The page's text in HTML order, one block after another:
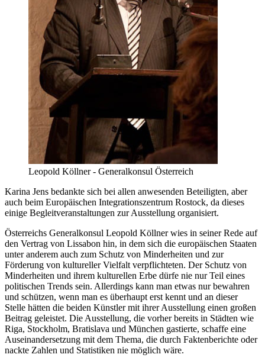
Leopold Köllner - Generalkonsul Österreich
Karina Jens bedankte sich bei allen anwesenden Beteiligten, aber
auch beim Europäischen Integrationszentrum Rostock, da dieses
einige Begleitveranstaltungen zur Ausstellung organisiert.
Österreichs Generalkonsul Leopold Köllner wies in seiner Rede auf
den Vertrag von Lissabon hin, in dem sich die europäischen Staaten
unter anderem auch zum Schutz von Minderheiten und zur
Förderung von kultureller Vielfalt verpflichteten. Der Schutz von
Minderheiten und ihrem kulturellen Erbe dürfe nie nur Teil eines
politischen Trends sein. Allerdings kann man etwas nur bewahren
und schützen, wenn man es überhaupt erst kennt und an dieser
Stelle hätten die beiden Künstler mit ihrer Ausstellung einen großen
Beitrag geleistet. Die Ausstellung, die vorher bereits in Städten wie
Riga, Stockholm, Bratislava und München gastierte, schaffe eine
Auseinandersetzung mit dem Thema, die durch Faktenberichte oder
nackte Zahlen und Statistiken nie möglich wäre.